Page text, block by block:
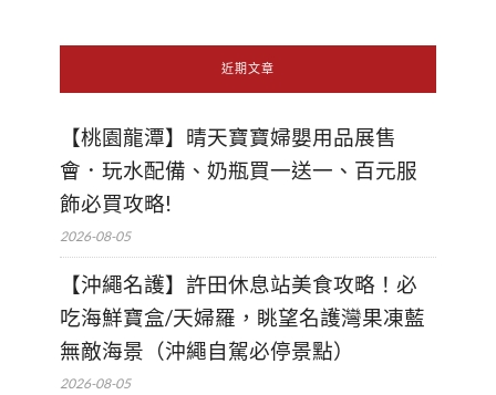
近期文章
【桃園龍潭】晴天寶寶婦嬰用品展售
會．玩水配備、奶瓶買一送一、百元服
飾必買攻略!
2026-08-05
【沖繩名護】許田休息站美食攻略！必
吃海鮮寶盒/天婦羅，眺望名護灣果凍藍
無敵海景（沖繩自駕必停景點）
2026-08-05